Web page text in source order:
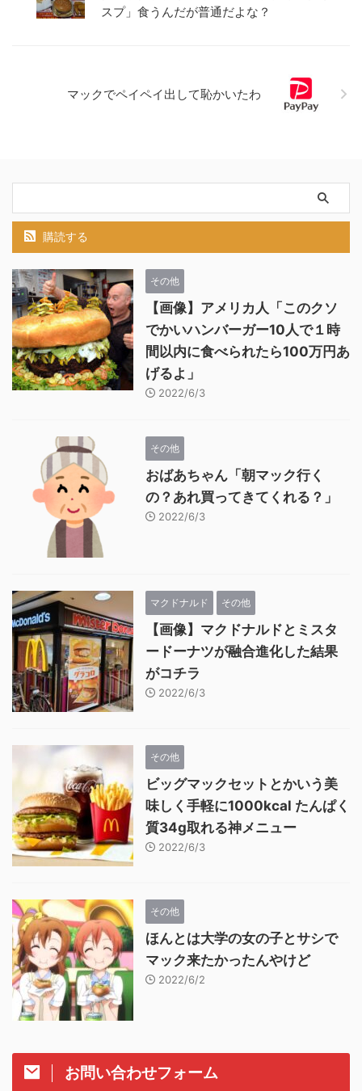
スプ」食うんだが普通だよな？
マックでペイペイ出して恥かいたわ
購読する
その他
【画像】アメリカ人「このクソ
でかいハンバーガー10人で１時
間以内に食べられたら100万円あ
げるよ」
2022/6/3
その他
おばあちゃん「朝マック行く
の？あれ買ってきてくれる？」
2022/6/3
マクドナルド その他
【画像】マクドナルドとミスタ
ードーナツが融合進化した結果
がコチラ
2022/6/3
その他
ビッグマックセットとかいう美
味しく手軽に1000kcal たんぱく
質34g取れる神メニュー
2022/6/3
その他
ほんとは大学の女の子とサシで
マック来たかったんやけど
2022/6/2
お問い合わせフォーム